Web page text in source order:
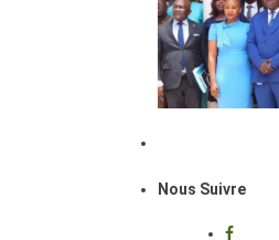
Nous Suivre